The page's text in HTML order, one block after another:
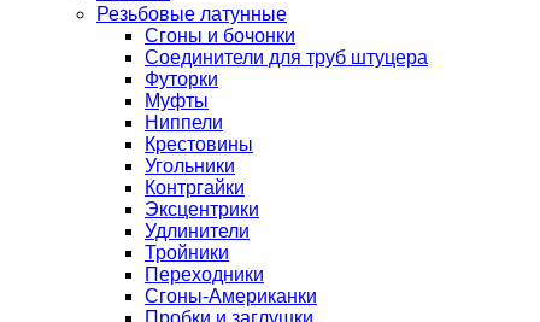
Резьбовые латунные
Сгоны и бочонки
Соединители для труб штуцера
Футорки
Муфты
Ниппели
Крестовины
Угольники
Контргайки
Эксцентрики
Удлинители
Тройники
Переходники
Сгоны-Американки